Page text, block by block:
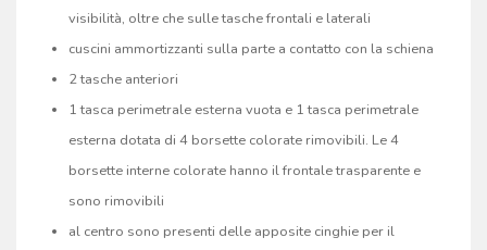
visibilità, oltre che sulle tasche frontali e laterali
cuscini ammortizzanti sulla parte a contatto con la schiena
2 tasche anteriori
1 tasca perimetrale esterna vuota e 1 tasca perimetrale
esterna dotata di 4 borsette colorate rimovibili. Le 4
borsette interne colorate hanno il frontale trasparente e
sono rimovibili
al centro sono presenti delle apposite cinghie per il